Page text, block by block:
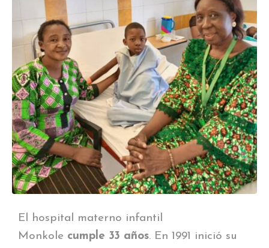
El hospital materno infantil
Monkole cumple 33 años. En 1991 inició su